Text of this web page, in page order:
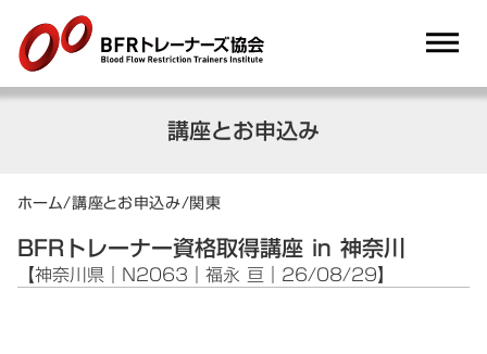
講座とお申込み
ホーム/講座とお申込み/関東
BFRトレーナー資格取得講座 in 神奈川
【神奈川県｜N2063｜福永 亘｜26/08/29】
dehaze